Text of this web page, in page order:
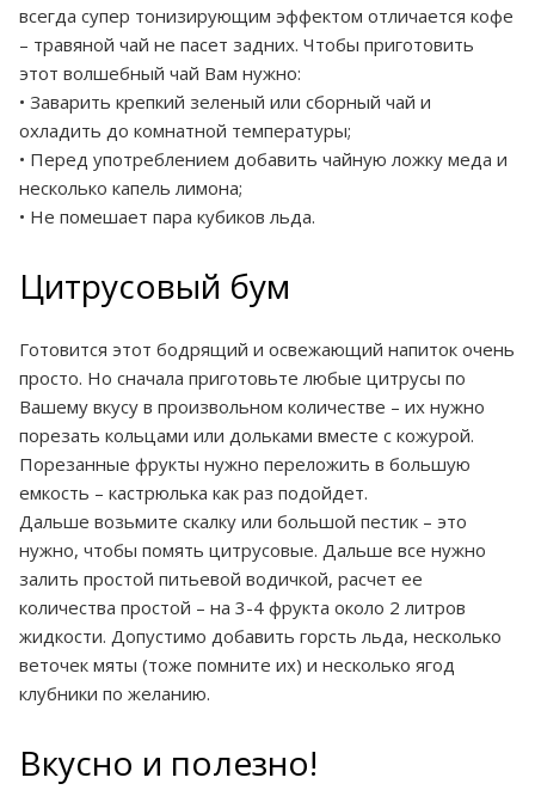
всегда супер тонизирующим эффектом отличается кофе
– травяной чай не пасет задних. Чтобы приготовить
этот волшебный чай Вам нужно:
• Заварить крепкий зеленый или сборный чай и
охладить до комнатной температуры;
• Перед употреблением добавить чайную ложку меда и
несколько капель лимона;
• Не помешает пара кубиков льда.
Цитрусовый бум
Готовится этот бодрящий и освежающий напиток очень
просто. Но сначала приготовьте любые цитрусы по
Вашему вкусу в произвольном количестве – их нужно
порезать кольцами или дольками вместе с кожурой.
Порезанные фрукты нужно переложить в большую
емкость – кастрюлька как раз подойдет.
Дальше возьмите скалку или большой пестик – это
нужно, чтобы помять цитрусовые. Дальше все нужно
залить простой питьевой водичкой, расчет ее
количества простой – на 3-4 фрукта около 2 литров
жидкости. Допустимо добавить горсть льда, несколько
веточек мяты (тоже помните их) и несколько ягод
клубники по желанию.
Вкусно и полезно!